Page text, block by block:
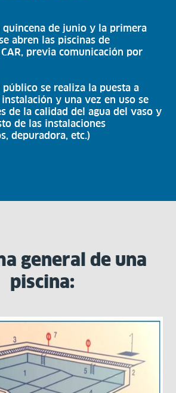
quincena de junio y la primera
abren las piscinas de
previa comunicación por
se realiza la puesta a
y una vez en uso se
de la calidad del agua del vaso y
de las instalaciones
depuradora, etc.)
general de una
piscina: